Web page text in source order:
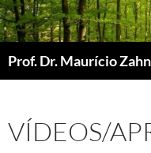
Pular
para
o
conteúdo
Prof. Dr. Maurício Zahn
VÍDEOS/